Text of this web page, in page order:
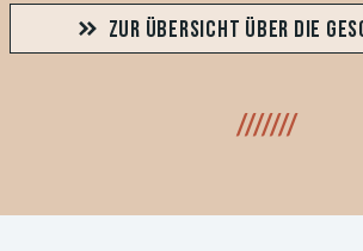
ZUR ÜBERSICHT ÜBER DIE
///////